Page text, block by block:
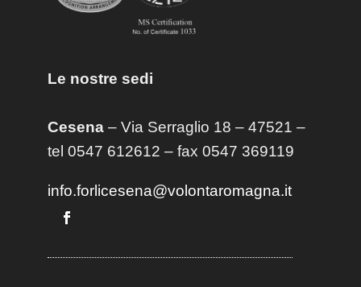
Le nostre sedi
Cesena– Via Serraglio 18 – 47521 –
tel 0547 612612 – fax 0547 369119
info.forlicesena@volontaromagna.it